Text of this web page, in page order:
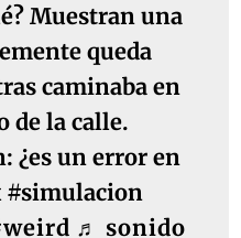
Muestran una
queda
caminaba en
de la calle.
¿es un error en
♬ sonido